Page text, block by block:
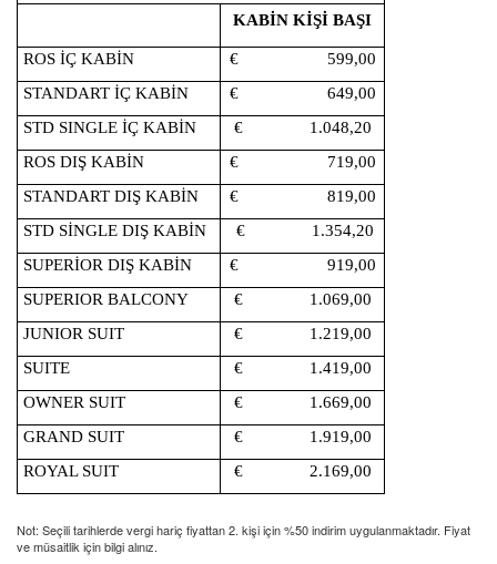
KABİN KİŞİ BAŞI
ROS İÇ KABİN
€ 599,00
STANDART İÇ KABİN
€ 649,00
STD SINGLE İÇ KABİN
€ 1.048,20
ROS DIŞ KABİN
€ 719,00
STANDART DIŞ KABİN
€ 819,00
STD SİNGLE DIŞ KABİN
€ 1.354,20
SUPERİOR DIŞ KABİN
€ 919,00
SUPERIOR BALCONY
€ 1.069,00
JUNIOR SUIT
€ 1.219,00
SUITE
€ 1.419,00
OWNER SUIT
€ 1.669,00
GRAND SUIT
€ 1.919,00
ROYAL SUIT
€ 2.169,00
Not: Seçili tarihlerde vergi hariç fiyattan 2. kişi için %50 indirim uygulanmaktadır. Fiyat
ve müsaitlik için bilgi alınız.